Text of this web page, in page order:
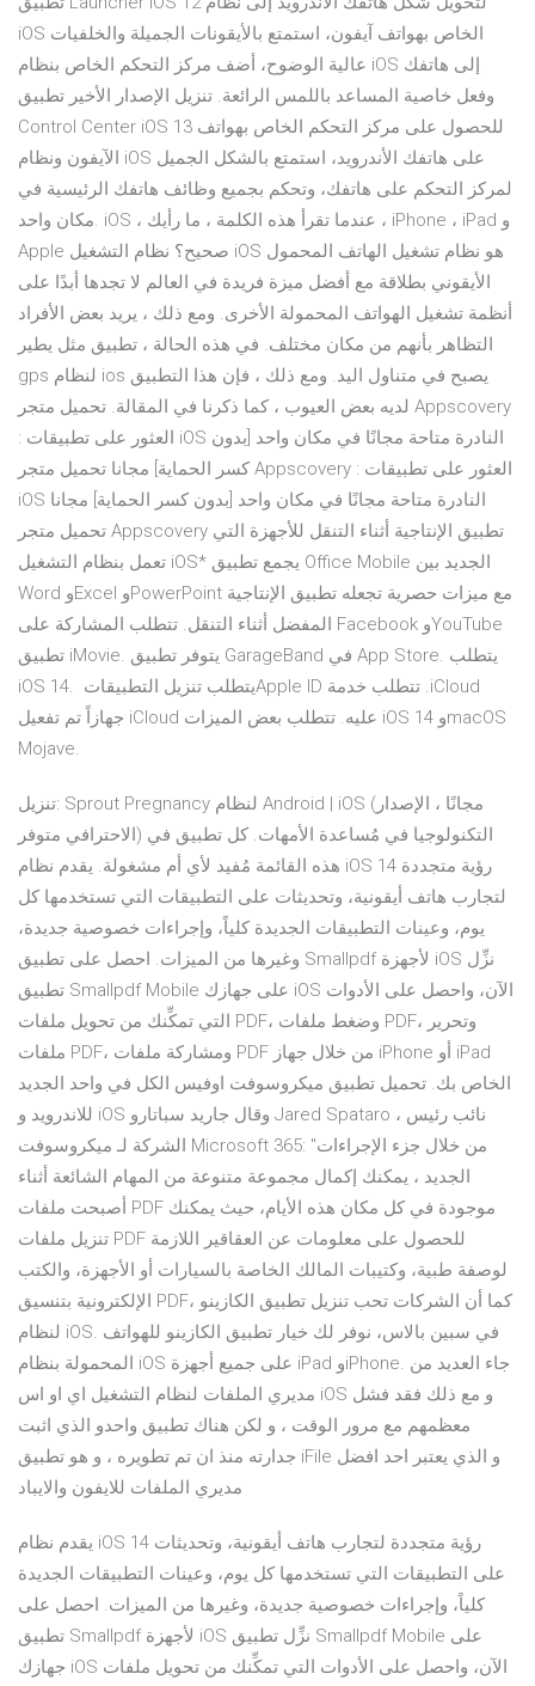
iOS الخاص بهواتف آيفون، استمتع بالأيقونات الجميلة والخلفيات
عالية الوضوح، أضف مركز التحكم الخاص بنظام iOS إلى هاتفك
وفعل خاصية المساعد باللمس الرائعة. تنزيل الإصدار الأخير تطبيق
Control Center iOS 13 للحصول على مركز التحكم الخاص بهواتف
الآيفون ونظام iOS على هاتفك الأندرويد، استمتع بالشكل الجميل
لمركز التحكم على هاتفك، وتحكم بجميع وظائف هاتفك الرئيسية في
مكان واحد. iOS ، عندما تقرأ هذه الكلمة ، ما رأيك ، iPhone ، iPad و
Apple صحيح؟ نظام التشغيل iOS هو نظام تشغيل الهاتف المحمول
الأيقوني بطلاقة مع أفضل ميزة فريدة في العالم لا تجدها أبدًا على
أنظمة تشغيل الهواتف المحمولة الأخرى. ومع ذلك ، يريد بعض الأفراد
التظاهر بأنهم من مكان مختلف. في هذه الحالة ، تطبيق مثل يطير
gps لنظام ios يصبح في متناول اليد. ومع ذلك ، فإن هذا التطبيق
لديه بعض العيوب ، كما ذكرنا في المقالة. تحميل متجر Appscovery
: العثور على تطبيقات iOS النادرة متاحة مجانًا في مكان واحد [بدون
كسر الحماية] مجانا تحميل متجر Appscovery : العثور على تطبيقات
iOS النادرة متاحة مجانًا في مكان واحد [بدون كسر الحماية] مجانا
تحميل متجر Appscovery تطبيق الإنتاجية أثناء التنقل للأجهزة التي
تعمل بنظام التشغيل iOS* يجمع تطبيق Office Mobile الجديد بين
Word وExcel وPowerPoint مع ميزات حصرية تجعله تطبيق الإنتاجية
المفضل أثناء التنقل. تتطلب المشاركة على Facebook وYouTube
تطبيق iMovie. يتوفر تطبيق GarageBand في App Store. يتطلب
iOS 14. يتطلب تنزيل التطبيقات ‏Apple ID‏‏. تتطلب خدمة ‏iCloud‏
جهازاً تم تفعيل iCloud عليه. تتطلب بعض الميزات iOS 14 وmacOS
Mojave.
تنزيل: Sprout Pregnancy لنظام Android | iOS (مجانًا ، الإصدار
الاحترافي متوفر) التكنولوجيا في مُساعدة الأمهات. كل تطبيق في
هذه القائمة مُفيد لأي أم مشغولة. يقدم نظام iOS 14 رؤية متجددة
لتجارب هاتف أيقونية، وتحديثات على التطبيقات التي تستخدمها كل
يوم، وعينات التطبيقات الجديدة كلياً، وإجراءات خصوصية جديدة،
وغيرها من الميزات. احصل على تطبيق Smallpdf لأجهزة iOS نزِّل
تطبيق Smallpdf Mobile على جهازك iOS الآن، واحصل على الأدوات
التي تمكِّنك من تحويل ملفات PDF، وضغط ملفات PDF، وتحرير
ملفات PDF، ومشاركة ملفات PDF من خلال جهاز iPhone أو iPad
الخاص بك. تحميل تطبيق ميكروسوفت اوفيس الكل في واحد الجديد
للاندرويد و iOS وقال جاريد سباتارو Jared Spataro ، نائب رئيس
الشركة لـ ميكروسوفت Microsoft 365: "من خلال جزء الإجراءات
الجديد ، يمكنك إكمال مجموعة متنوعة من المهام الشائعة أثناء
أصبحت ملفات PDF موجودة في كل مكان هذه الأيام، حيث يمكنك
تنزيل ملفات PDF للحصول على معلومات عن العقاقير اللازمة
لوصفة طبية، وكتيبات المالك الخاصة بالسيارات أو الأجهزة، والكتب
الإلكترونية بتنسيق PDF، كما أن الشركات تحب تنزيل تطبيق الكازينو
لنظام iOS. في سبين بالاس، نوفر لك خيار تطبيق الكازينو للهواتف
المحمولة بنظام iOS على جميع أجهزة iPad وiPhone. جاء العديد من
مديري الملفات لنظام التشغيل اي او اس iOS و مع ذلك فقد فشل
معظمهم مع مرور الوقت ، و لكن هناك تطبيق واحدو الذي اثبت
جدارته منذ ان تم تطويره ، و هو تطبيق iFile و الذي يعتبر احد افضل
مديري الملفات للايفون والايباد
يقدم نظام iOS 14 رؤية متجددة لتجارب هاتف أيقونية، وتحديثات
على التطبيقات التي تستخدمها كل يوم، وعينات التطبيقات الجديدة
كلياً، وإجراءات خصوصية جديدة، وغيرها من الميزات. احصل على
تطبيق Smallpdf لأجهزة iOS نزِّل تطبيق Smallpdf Mobile على
جهازك iOS الآن، واحصل على الأدوات التي تمكِّنك من تحويل ملفات